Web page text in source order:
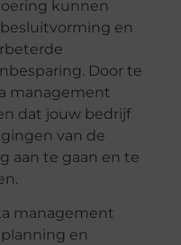
kunnen
en
Door te
management
dat jouw bedrijf
van de
aan te gaan en te
management
en